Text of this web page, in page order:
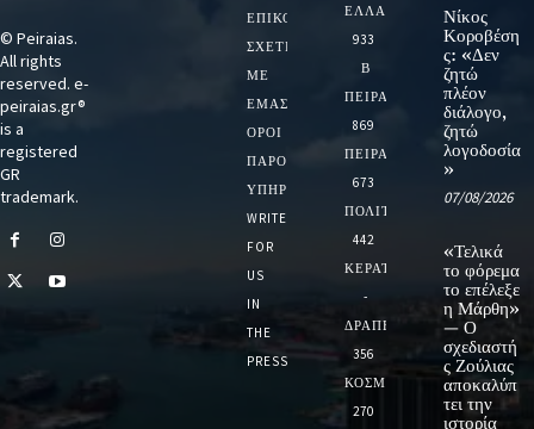
© Peiraias.
All rights
reserved. e-
peiraias.gr®
is a
registered
GR
trademark.
ΕΠΙΚΟΙΝΩΝΙΑ
ΣΧΕΤΙΚΆ
ΜΕ
ΕΜΆΣ
ΌΡΟΙ
ΠΑΡΟΧΉΣ
ΥΠΗΡΕΣΙΏΝ
WRITE
FOR
US
IN
THE
PRESS
ΕΛΛΑΔΑ
933
Β
ΠΕΙΡΑΙΑ
869
ΠΕΙΡΑΙΑΣ
673
ΠΟΛΙΤΙΚΗ
442
ΚΕΡΑΤΣΙΝΙ
-
ΔΡΑΠΕΤΣΩΝΑ
356
ΚΟΣΜΟΣ
270
Νίκος
Κοροβέση
ς: «Δεν
ζητώ
πλέον
διάλογο,
ζητώ
λογοδοσία
»
07/08/2026
«Τελικά
το φόρεμα
το επέλεξε
η Μάρθη»
— Ο
σχεδιαστή
ς Ζούλιας
αποκαλύπ
τει την
ιστορία